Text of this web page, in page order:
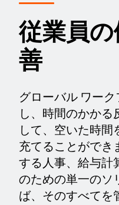
従業員
善
グローバル ワー
し、時間のかか
して、空いた時
充てることがで
する人事、給与計
のための単一のソ
ば、そのすべてを